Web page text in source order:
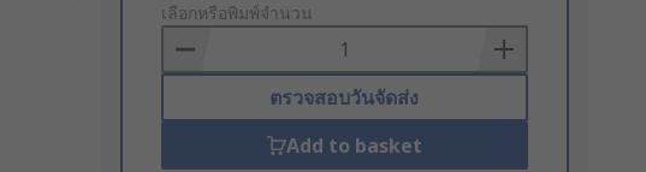
to
Basket
เลือกหรือพิมพ์จำนวน
ตรวจสอบวันจัดส่ง
Add to basket